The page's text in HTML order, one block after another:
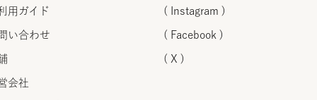
用ガイド
い合わせ
会社
( Instagram )
( Facebook )
( X )